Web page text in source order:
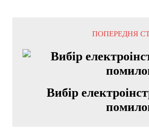
ПОПЕРЕДНЯ
Вибір